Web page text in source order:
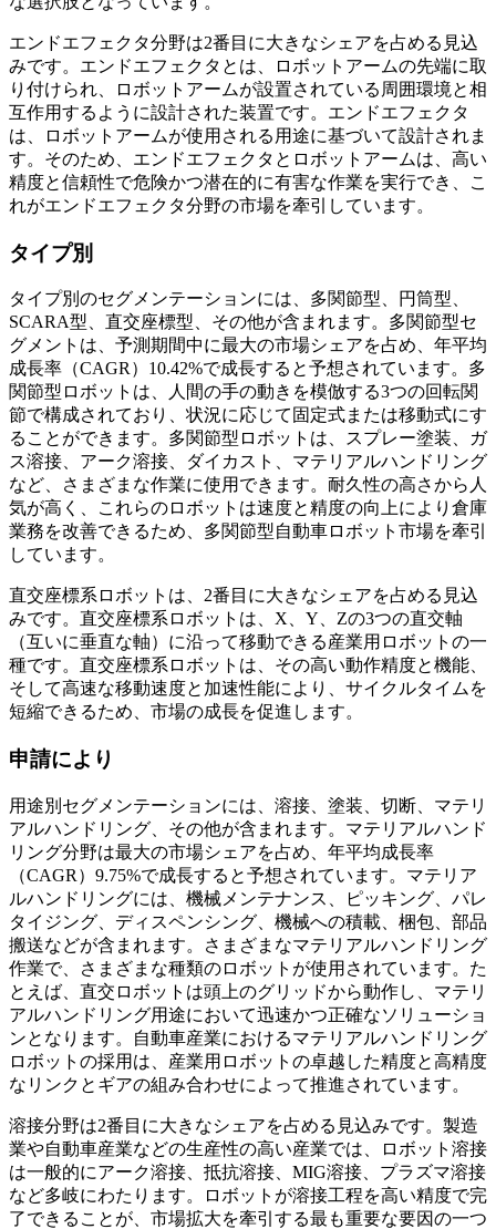
エンドエフェクタ分野は2番目に大きなシェアを占める見込
みです。エンドエフェクタとは、ロボットアームの先端に取
り付けられ、ロボットアームが設置されている周囲環境と相
互作用するように設計された装置です。エンドエフェクタ
は、ロボットアームが使用される用途に基づいて設計されま
す。そのため、エンドエフェクタとロボットアームは、高い
精度と信頼性で危険かつ潜在的に有害な作業を実行でき、こ
れがエンドエフェクタ分野の市場を牽引しています。
タイプ別
タイプ別のセグメンテーションには、多関節型、円筒型、
SCARA型、直交座標型、その他が含まれます。多関節型セ
グメントは、予測期間中に最大の市場シェアを占め、年平均
成長率（CAGR）10.42%で成長すると予想されています。多
関節型ロボットは、人間の手の動きを模倣する3つの回転関
節で構成されており、状況に応じて固定式または移動式にす
ることができます。多関節型ロボットは、スプレー塗装、ガ
ス溶接、アーク溶接、ダイカスト、マテリアルハンドリング
など、さまざまな作業に使用できます。耐久性の高さから人
気が高く、これらのロボットは速度と精度の向上により倉庫
業務を改善できるため、多関節型自動車ロボット市場を牽引
しています。
直交座標系ロボットは、2番目に大きなシェアを占める見込
みです。直交座標系ロボットは、X、Y、Zの3つの直交軸
（互いに垂直な軸）に沿って移動できる産業用ロボットの一
種です。直交座標系ロボットは、その高い動作精度と機能、
そして高速な移動速度と加速性能により、サイクルタイムを
短縮できるため、市場の成長を促進します。
申請により
用途別セグメンテーションには、溶接、塗装、切断、マテリ
アルハンドリング、その他が含まれます。マテリアルハンド
リング分野は最大の市場シェアを占め、年平均成長率
（CAGR）9.75%で成長すると予想されています。マテリア
ルハンドリングには、機械メンテナンス、ピッキング、パレ
タイジング、ディスペンシング、機械への積載、梱包、部品
搬送などが含まれます。さまざまなマテリアルハンドリング
作業で、さまざまな種類のロボットが使用されています。た
とえば、直交ロボットは頭上のグリッドから動作し、マテリ
アルハンドリング用途において迅速かつ正確なソリューショ
ンとなります。自動車産業におけるマテリアルハンドリング
ロボットの採用は、産業用ロボットの卓越した精度と高精度
なリンクとギアの組み合わせによって推進されています。
溶接分野は2番目に大きなシェアを占める見込みです。製造
業や自動車産業などの生産性の高い産業では、ロボット溶接
は一般的にアーク溶接、抵抗溶接、MIG溶接、プラズマ溶接
など多岐にわたります。ロボットが溶接工程を高い精度で完
了できることが、市場拡大を牽引する最も重要な要因の一つ